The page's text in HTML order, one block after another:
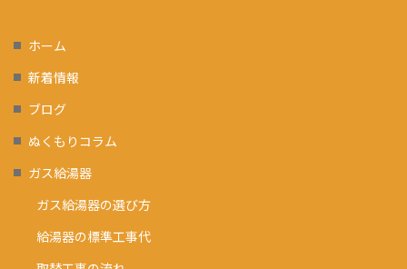
ホーム
新着情報
ブログ
ぬくもりコラム
ガス給湯器
ガス給湯器の選び方
給湯器の標準工事代